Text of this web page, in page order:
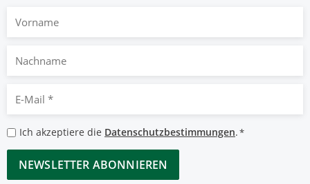
Nachname
Mail
*
Datenschutzbestimmungen
*
Ich akzeptiere die Datenschutzbestimmungen.*
CAPTCHA